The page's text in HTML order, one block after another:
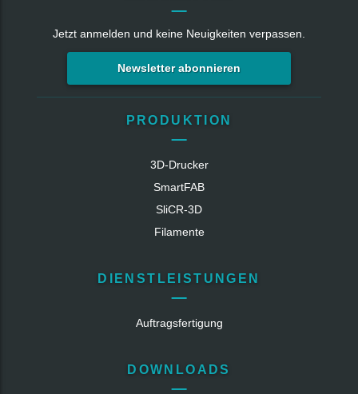
Jetzt anmelden und keine Neuigkeiten verpassen.
Newsletter abonnieren
PRODUKTION
3D-Drucker
SmartFAB
SliCR‑3D
Filamente
DIENSTLEISTUNGEN
Auftragsfertigung
DOWNLOADS